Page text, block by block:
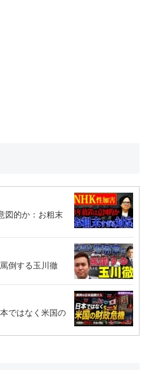
図的か：お粗末
倒する玉川徹
ではなく米国の